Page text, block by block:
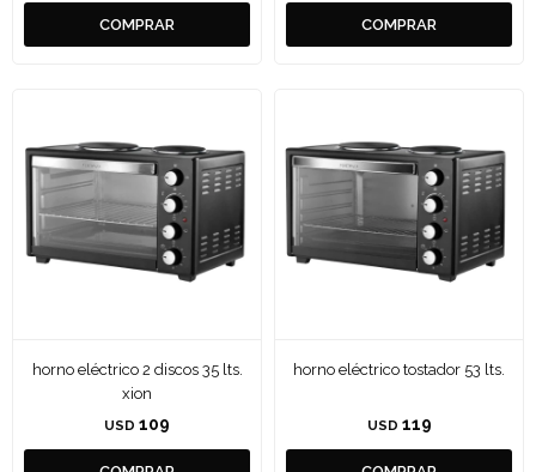
horno eléctrico 2 discos 35 lts.
xion
USD 109
horno eléctrico tostador 53 lts.
USD 119